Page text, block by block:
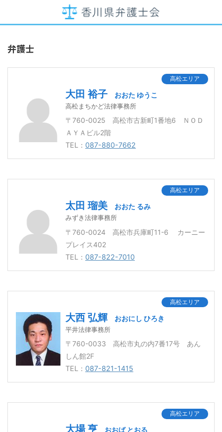
弁護士
高松エリア
大田 裕子 おおた ゆうこ
高松まちかど法律事務所
〒760-0025 高松市古新町1番地6 ＮＯＤ
ＡＹＡビル2階
TEL： 087-880-7662
高松エリア
太田 瑠美 おおた るみ
みずき法律事務所
〒760-0024 高松市兵庫町11-6 カーニー
プレイス402
TEL： 087-822-7010
高松エリア
大西 弘輝 おおにし ひろき
平井法律事務所
〒760-0033 高松市丸の内7番17号 あん
しん館2F
TEL： 087-821-1415
高松エリア
大場 亨 おおば とおる